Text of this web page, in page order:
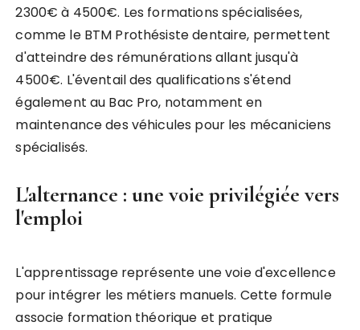
2300€ à 4500€. Les formations spécialisées,
comme le BTM Prothésiste dentaire, permettent
d'atteindre des rémunérations allant jusqu'à
4500€. L'éventail des qualifications s'étend
également au Bac Pro, notamment en
maintenance des véhicules pour les mécaniciens
spécialisés.
L'alternance : une voie privilégiée vers
l'emploi
L'apprentissage représente une voie d'excellence
pour intégrer les métiers manuels. Cette formule
associe formation théorique et pratique